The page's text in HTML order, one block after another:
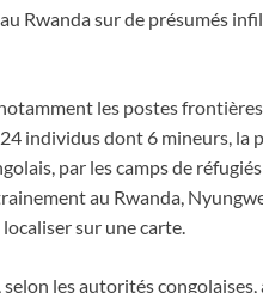
Rwanda sur de présumés
les postes
individus dont 6 mineurs, la
par les camps de
au Rwanda,
sur une carte.
selon les autorités